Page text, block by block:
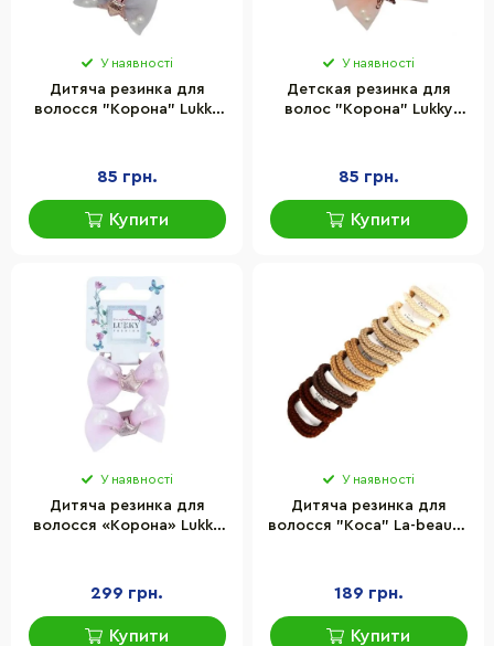
У наявності
Дитяча резинка для
волосся "Корона" Lukky
85 грн.
Купити
У наявності
Детская резинка для
волос "Корона" Lukky
85 грн.
Купити
У наявності
Дитяча резинка для
волосся «Корона» Lukky
299 грн.
Купити
У наявності
Дитяча резинка для
волосся "Коса" La-beauty
189 грн.
Купити